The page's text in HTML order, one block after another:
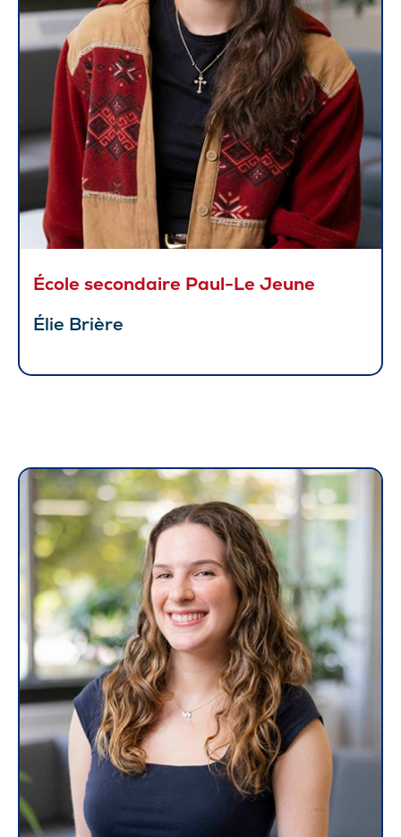
École secondaire Paul-Le Jeune
Élie Brière